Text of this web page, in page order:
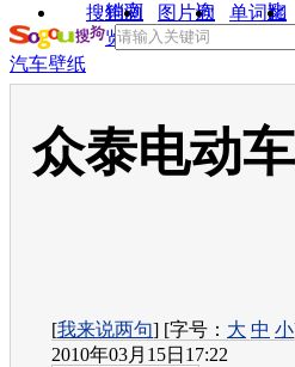
销商
询
比
搜狗浏
览器
图片欣
赏
单词翻
汽车壁纸
众泰电动
[我来说两句] [字号： 大 中 小
2010年03月15日17:22